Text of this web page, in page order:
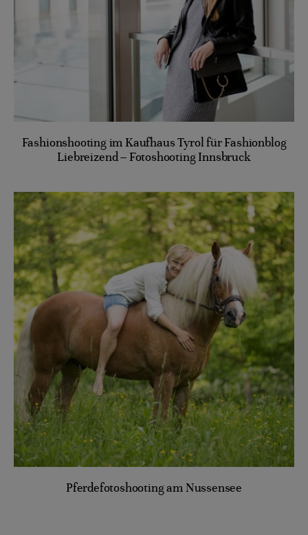
Fashionshooting im Kaufhaus Tyrol für Fashionblog
Liebreizend – Fotoshooting Innsbruck
Pferdefotoshooting am Nussensee